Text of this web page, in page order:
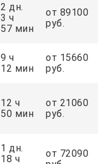
2 дн.
3 ч
57 мин
от 89100
руб.
9 ч
12 мин
от 15660
руб.
12 ч
50 мин
от 21060
руб.
1 дн.
18 ч
от 72090